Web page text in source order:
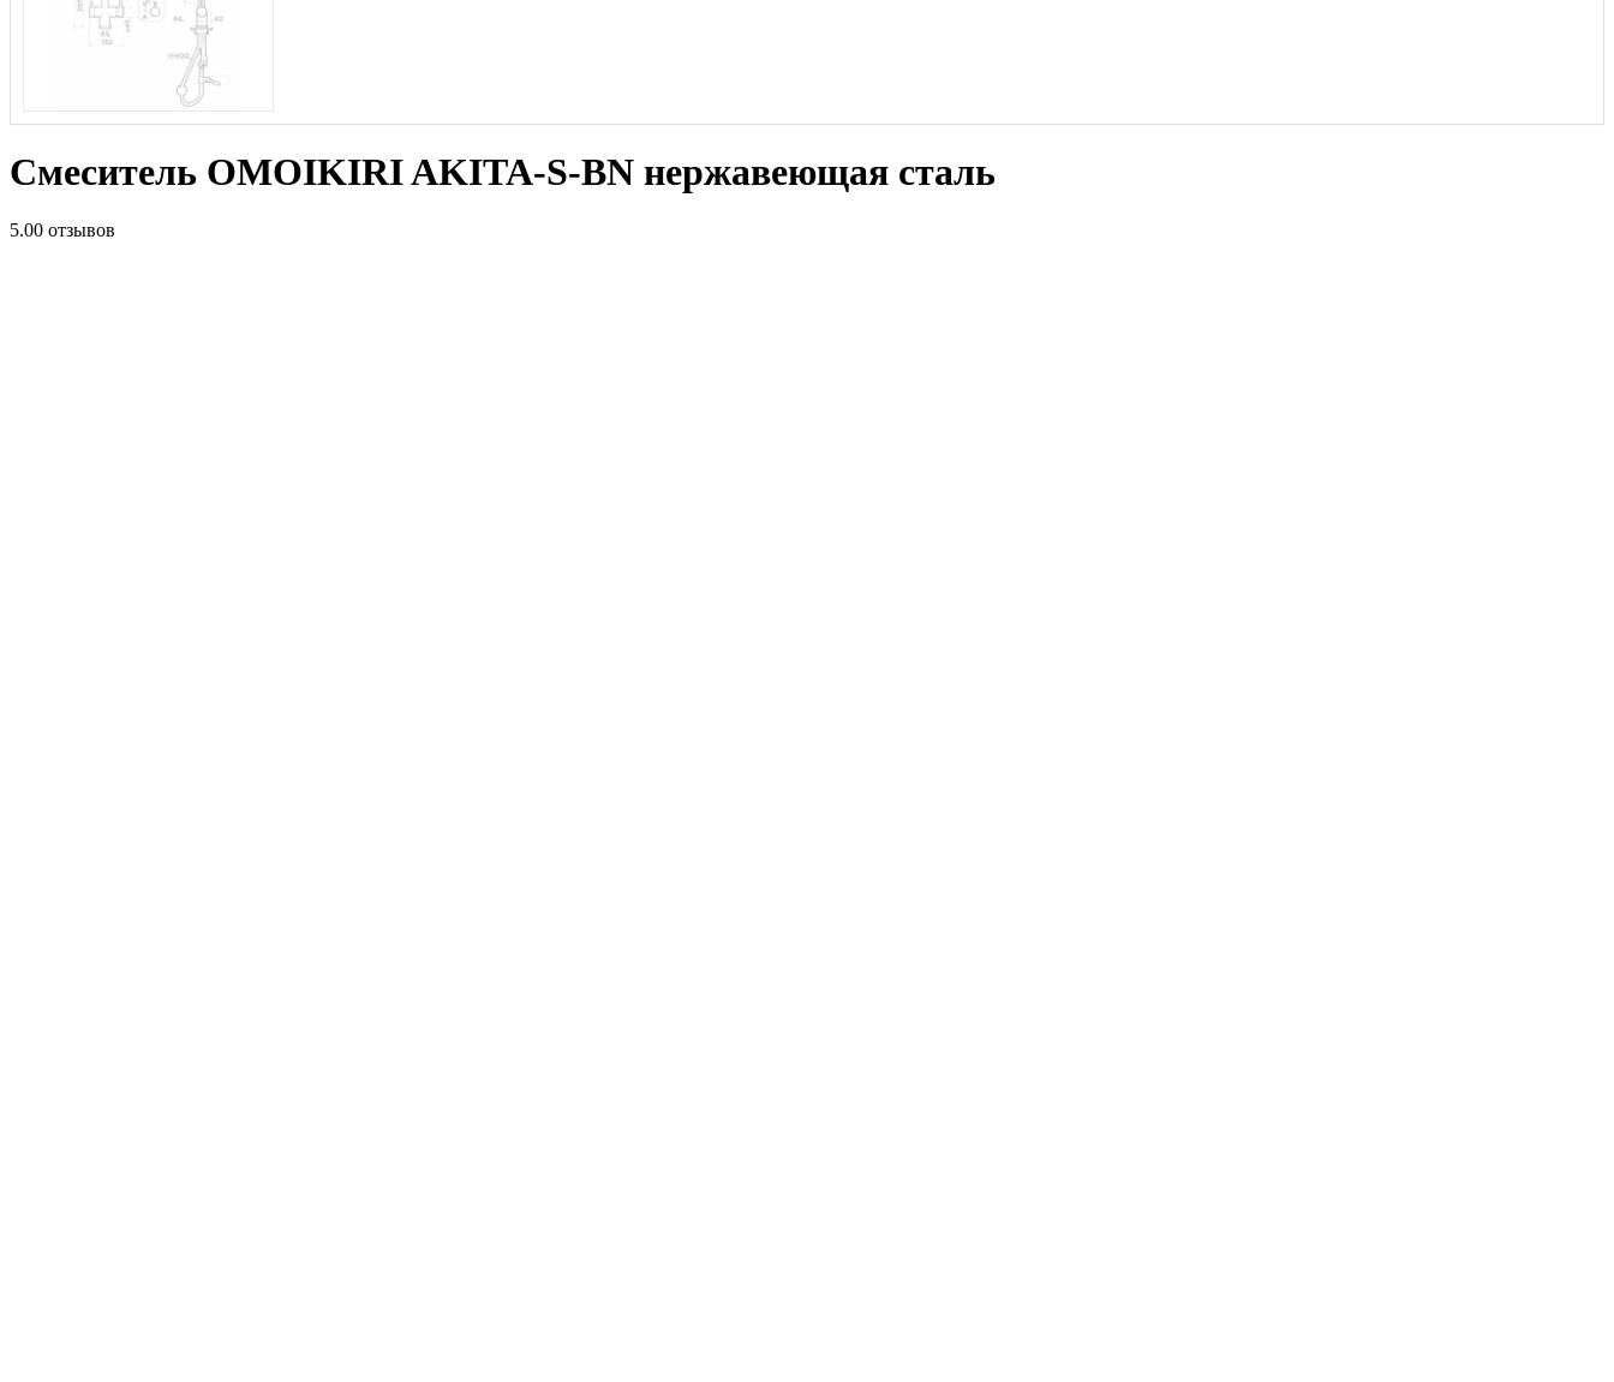
Смеситель OMOIKIRI AKITA-S-BN нержавеющая сталь
5.00 отзывов